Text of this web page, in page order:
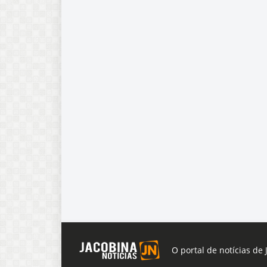
O portal de notícias de